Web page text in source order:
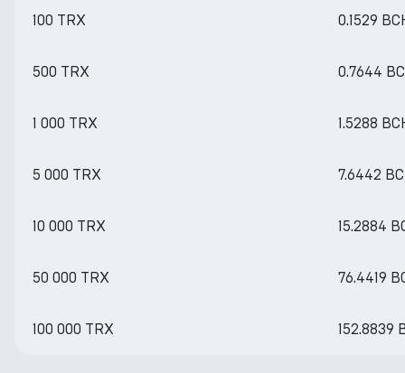
100 TRX 0.1529
500 TRX 0.7644
1 000 TRX 1.5288
5 000 TRX 7.6442
10 000 TRX 15.2884
50 000 TRX 76.4419
100 000 TRX 152.8839